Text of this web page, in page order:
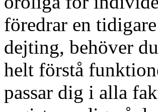
föredrar en
dejting, behöver
helt förstå
passar dig i alla